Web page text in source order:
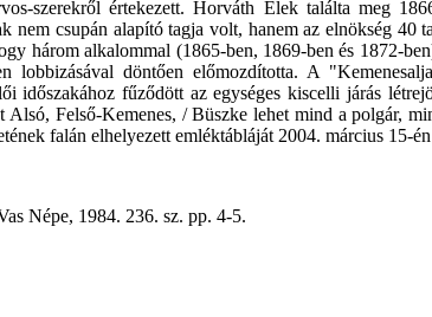
szerekről értekezett. Horváth Elek találta meg
csupán alapító tagja volt, hanem az elnökség 40
három alkalommal (1865-ben, 1869-ben és 1872-
döntően előmozdította. A
fűződött az egységes kiscelli járás
Felső-Kemenes, / Büszke lehet mind a polgár,
falán elhelyezett emléktábláját 2004. március 15-
Népe, 1984. 236. sz. pp. 4-5.